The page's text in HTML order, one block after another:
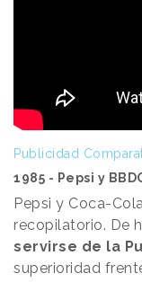
Publicidad
1985 - Pepsi y
Pepsi y Coca-
recopilatorio. De
servirse de la
superioridad